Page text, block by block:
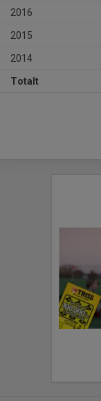
2016
2015
2014
Totalt